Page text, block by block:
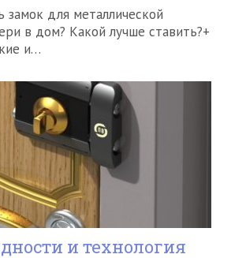
замок для металлической
в дом? Какой лучше ставить?+
и…
и технология